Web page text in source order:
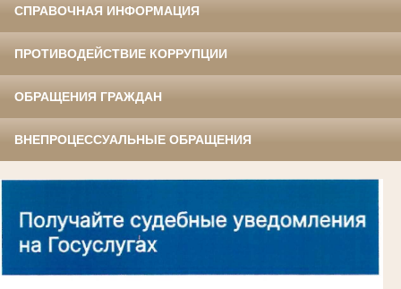
СПРАВОЧНАЯ ИНФОРМАЦИЯ
ПРОТИВОДЕЙСТВИЕ КОРРУПЦИИ
ОБРАЩЕНИЯ ГРАЖДАН
ВНЕПРОЦЕССУАЛЬНЫЕ ОБРАЩЕНИЯ